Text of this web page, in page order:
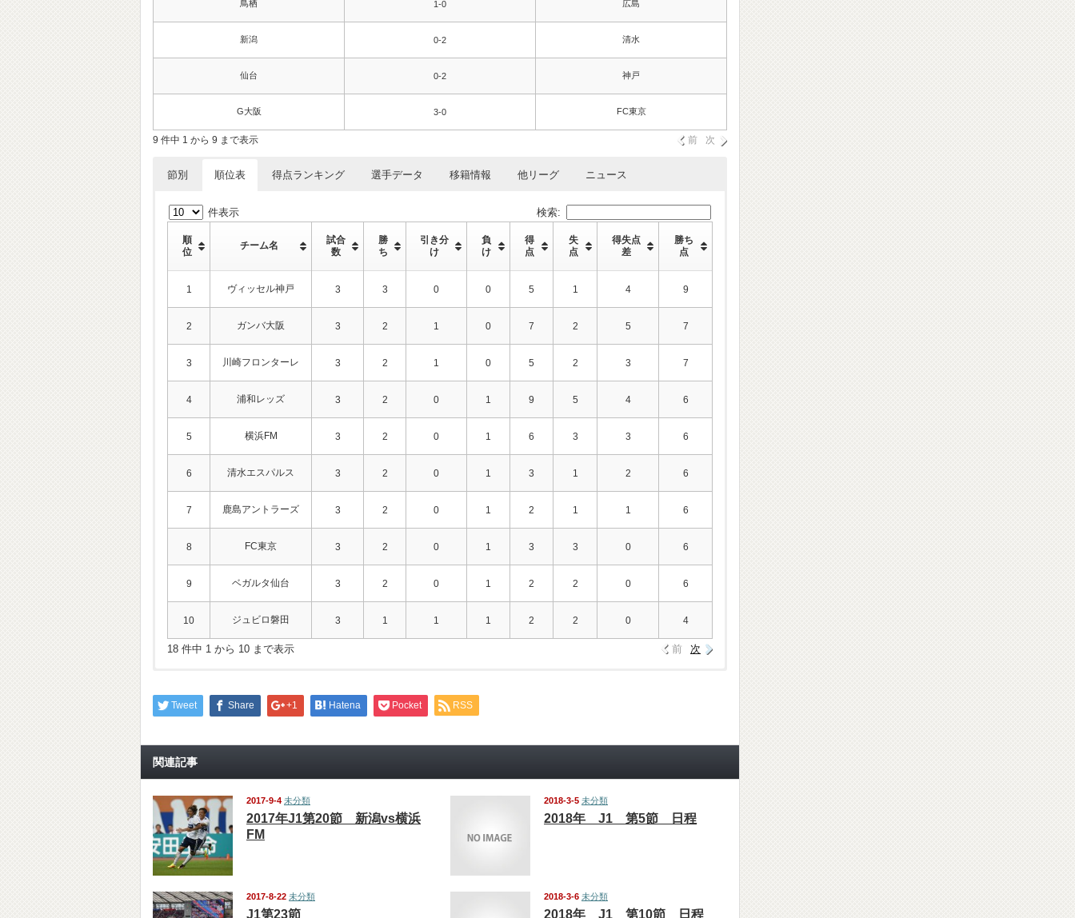
鳥栖 1-0 広島
新潟 0-2 清水
仙台 0-2 神戸
G大阪 3-0 FC東京
9 件中 1 から 9 まで表示 前 次
節別 順位表 得点ランキング 選手データ 移籍情報 他リーグ ニュース
件表示 検索:
順
位
チーム名
試合
数
勝
ち
引き分
け
負
け
得
点
失
点
得失点
差
勝ち
点
1 ヴィッセル神戸 3 3 0 0 5 1 4 9
2 ガンバ大阪 3 2 1 0 7 2 5 7
3 川崎フロンターレ 3 2 1 0 5 2 3 7
4 浦和レッズ 3 2 0 1 9 5 4 6
5 横浜FM 3 2 0 1 6 3 3 6
6 清水エスパルス 3 2 0 1 3 1 2 6
7 鹿島アントラーズ 3 2 0 1 2 1 1 6
8 FC東京 3 2 0 1 3 3 0 6
9 ベガルタ仙台 3 2 0 1 2 2 0 6
10 ジュビロ磐田 3 1 1 1 2 2 0 4
18 件中 1 から 10 まで表示 前 次
Tweet Share +1 Hatena Pocket RSS
関連記事
2017-9-4 未分類
2017年J1第20節 新潟vs横浜
FM
2018-3-5 未分類
2018年 J1 第5節 日程
2017-8-22 未分類
J1第23節
2018-3-6 未分類
2018年 J1 第10節 日程